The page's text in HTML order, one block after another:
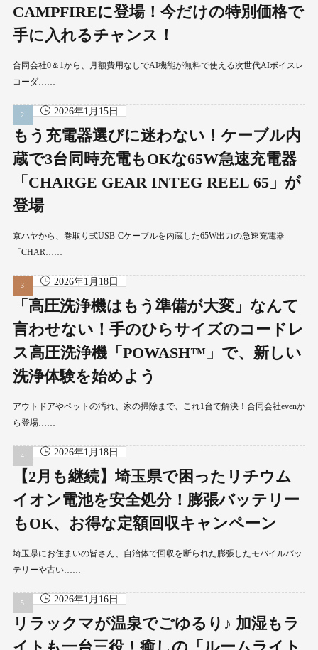
CAMPFIREに登場！今だけの特別価格で
手に入れるチャンス！
合同会社0＆1から、月額費用なしでAI機能が無料で使える次世代AIボイスレ
コーダ……
2026年1月15日
もう充電器選びに迷わない！ケーブル内
蔵で3台同時充電もOKな65W急速充電器
「CHARGE GEAR INTEG REEL 65」が
登場
京ハヤから、巻取り式USB-Cケーブルを内蔵した65W出力の急速充電器
「CHAR……
2026年1月18日
「高圧洗浄機はもう準備が大変」なんて
言わせない！手のひらサイズのコードレ
ス高圧洗浄機「POWASH™」で、新しい
洗浄体験を始めよう
アウトドアやペットの汚れ、家の掃除まで、これ1台で解決！合同会社evenか
ら登場……
2026年1月18日
【2月も継続】埼玉県で困ったリチウム
イオン電池を安全処分！膨張バッテリー
もOK、お得な定額回収キャンペーン
埼玉県にお住まいの皆さん、自治体で回収を断られた膨張したモバイルバッ
テリーや古い……
2026年1月16日
リラックマが温泉でごゆるり♪ 加湿もラ